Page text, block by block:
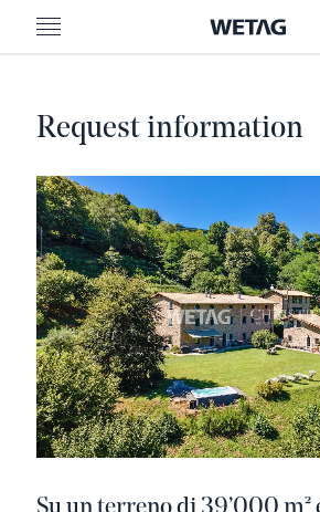
MENU
Request information